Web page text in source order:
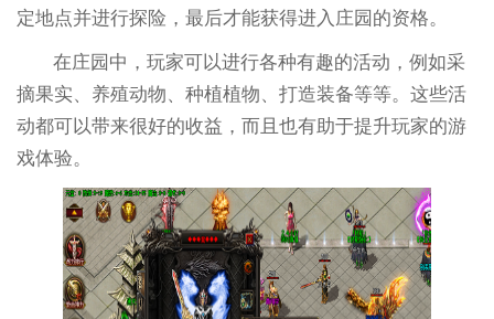
定地点并进行探险，最后才能获得进入庄园的资格。
在庄园中，玩家可以进行各种有趣的活动，例如采
摘果实、养殖动物、种植植物、打造装备等等。这些活
动都可以带来很好的收益，而且也有助于提升玩家的游
戏体验。